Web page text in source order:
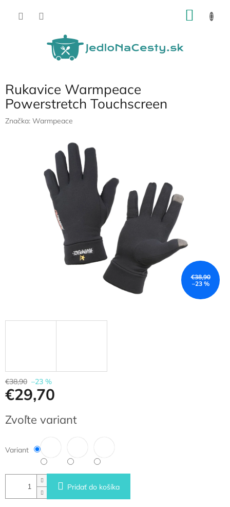
Rukavice Warmpeace
Powerstretch Touchscreen
Značka: Warmpeace
€38,90
–23 %
€38,90 –23 %
€29,70
cena:
Zvoľte variant
Variant
Pridať do košíka